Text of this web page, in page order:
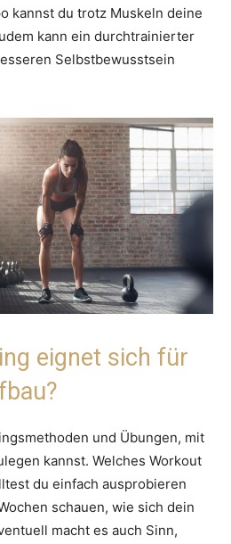
kannst du trotz Muskeln deine
kann ein durchtrainierter
Selbstbewusstsein
eignet sich für
und Übungen, mit
kannst. Welches Workout
du einfach ausprobieren
schauen, wie sich dein
macht es auch Sinn,